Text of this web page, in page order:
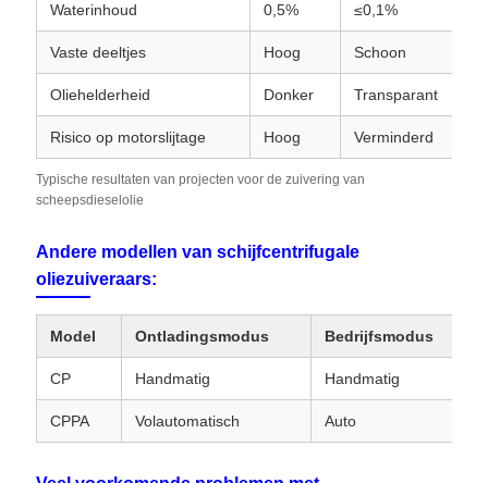
Waterinhoud 0,5% ≤0,1%
Vaste deeltjes Hoog Schoon
Oliehelderheid Donker Transparant
Risico op motorslijtage Hoog Verminderd
Typische resultaten van projecten voor de zuivering van
scheepsdieselolie
Andere modellen van schijfcentrifugale
oliezuiveraars:
Model Ontladingsmodus Bedrijfsmodus
CP Handmatig Handmatig
CPPA Volautomatisch Auto